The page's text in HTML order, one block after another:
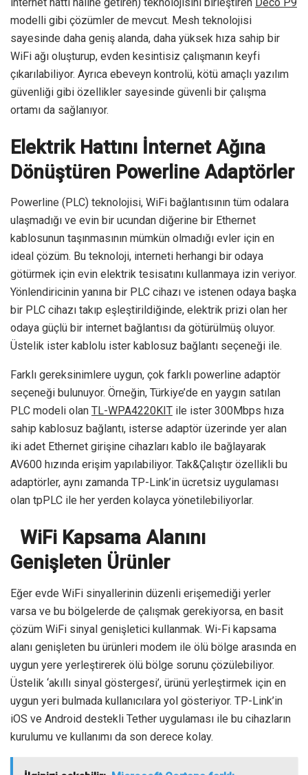
modelli gibi çözümler de mevcut. Mesh teknolojisi
sayesinde daha geniş alanda, daha yüksek hıza sahip bir
WiFi ağı oluşturup, evden kesintisiz çalışmanın keyfi
çıkarılabiliyor. Ayrıca ebeveyn kontrolü, kötü amaçlı yazılım
güvenliği gibi özellikler sayesinde güvenli bir çalışma
ortamı da sağlanıyor.
Elektrik Hattını İnternet Ağına
Dönüştüren Powerline Adaptörler
Powerline (PLC) teknolojisi, WiFi bağlantısının tüm odalara
ulaşmadığı ve evin bir ucundan diğerine bir Ethernet
kablosunun taşınmasının mümkün olmadığı evler için en
ideal çözüm. Bu teknoloji, interneti herhangi bir odaya
götürmek için evin elektrik tesisatını kullanmaya izin veriyor.
Yönlendiricinin yanına bir PLC cihazı ve istenen odaya başka
bir PLC cihazı takıp eşleştirildiğinde, elektrik prizi olan her
odaya güçlü bir internet bağlantısı da götürülmüş oluyor.
Üstelik ister kablolu ister kablosuz bağlantı seçeneği ile.
Farklı gereksinimlere uygun, çok farklı powerline adaptör
seçeneği bulunuyor. Örneğin, Türkiye’de en yaygın satılan
PLC modeli olan TL-WPA4220KIT ile ister 300Mbps hıza
sahip kablosuz bağlantı, isterse adaptör üzerinde yer alan
iki adet Ethernet girişine cihazları kablo ile bağlayarak
AV600 hızında erişim yapılabiliyor. Tak&Çalıştır özellikli bu
adaptörler, aynı zamanda TP-Link’in ücretsiz uygulaması
olan tpPLC ile her yerden kolayca yönetilebiliyorlar.
WiFi Kapsama Alanını
Genişleten Ürünler
Eğer evde WiFi sinyallerinin düzenli erişemediği yerler
varsa ve bu bölgelerde de çalışmak gerekiyorsa, en basit
çözüm WiFi sinyal genişletici kullanmak. Wi-Fi kapsama
alanı genişleten bu ürünleri modem ile ölü bölge arasında en
uygun yere yerleştirerek ölü bölge sorunu çözülebiliyor.
Üstelik ‘akıllı sinyal göstergesi’, ürünü yerleştirmek için en
uygun yeri bulmada kullanıcılara yol gösteriyor. TP-Link’in
iOS ve Android destekli Tether uygulaması ile bu cihazların
kurulumu ve kullanımı da son derece kolay.